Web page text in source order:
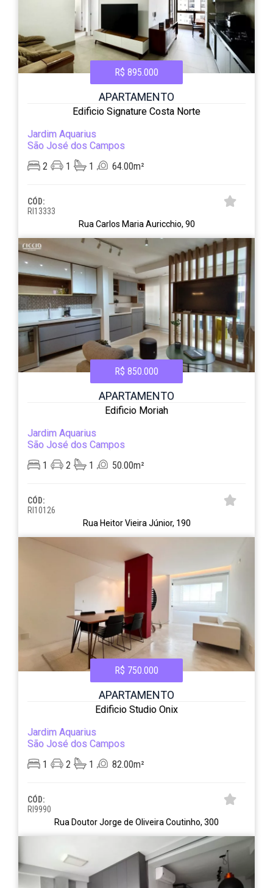
R$ 895.000
APARTAMENTO
Edificio Signature Costa Norte
Jardim Aquarius
São José dos Campos
2
1 1 64.00m²
CÓD:
RI13333
Rua Carlos Maria Auricchio, 90
R$ 850.000
APARTAMENTO
Edificio Moriah
Jardim Aquarius
São José dos Campos
1
2 1 50.00m²
CÓD:
RI10126
Rua Heitor Vieira Júnior, 190
R$ 750.000
APARTAMENTO
Edificio Studio Onix
Jardim Aquarius
São José dos Campos
1
2 1 82.00m²
CÓD:
RI9990
Rua Doutor Jorge de Oliveira Coutinho, 300